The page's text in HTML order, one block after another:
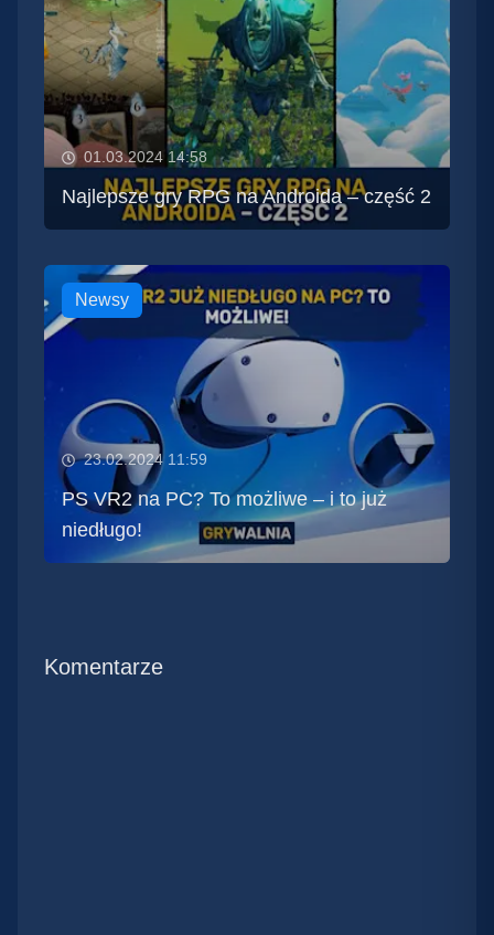
01.03.2024 14:58
Najlepsze gry RPG na Androida – część 2
Newsy
23.02.2024 11:59
PS VR2 na PC? To możliwe – i to już
niedługo!
Komentarze